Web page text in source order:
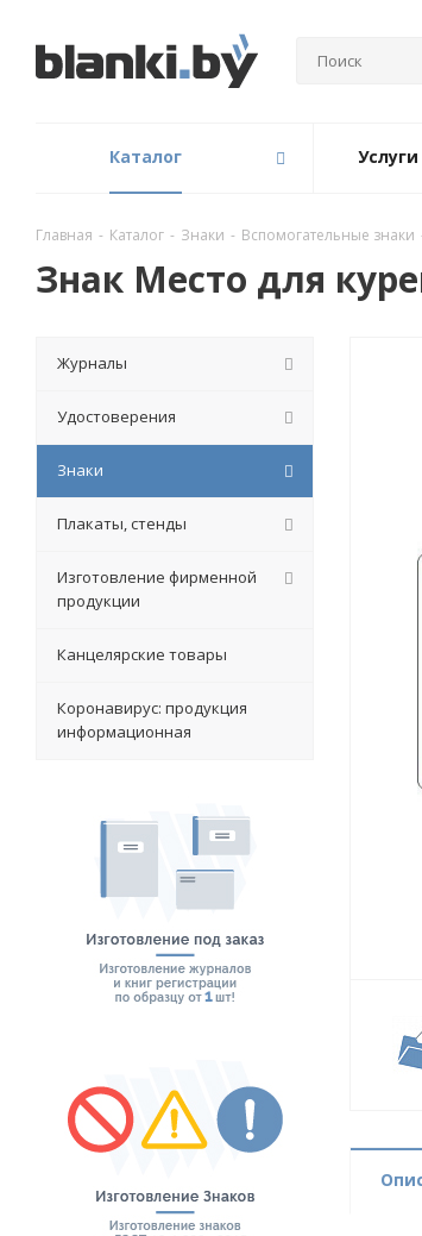
Каталог Услуги
Главная - Каталог - Знаки - Вспомогательные знаки
Знак Место для
Журналы
Удостоверения
Знаки
Плакаты, стенды
Изготовление фирменной
продукции
Канцелярские товары
Коронавирус: продукция
информационная